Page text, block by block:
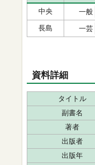
中央
一般
長島 一芸
資料詳細
タイトル
副書名
著者
出版者
出版年